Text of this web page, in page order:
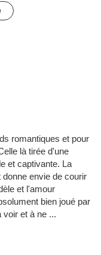
romantiques et pour
là tirée d'une
et captivante. La
envie de courir
et l'amour
bien joué par
et à ne ...